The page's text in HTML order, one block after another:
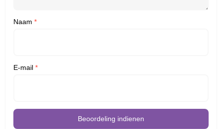
Naam *
E-mail *
Beoordeling indienen